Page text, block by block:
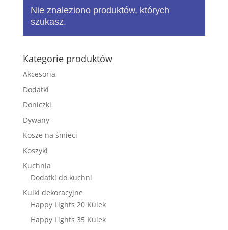
Nie znaleziono produktów, których
szukasz.
Kategorie produktów
Akcesoria
Dodatki
Doniczki
Dywany
Kosze na śmieci
Koszyki
Kuchnia
Dodatki do kuchni
Kulki dekoracyjne
Happy Lights 20 Kulek
Happy Lights 35 Kulek